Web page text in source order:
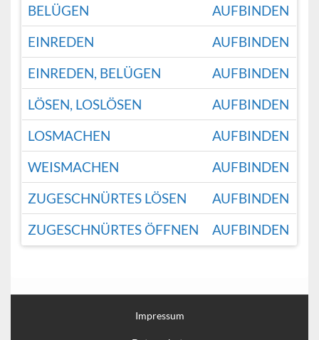
BELÜGEN
AUFBINDEN
EINREDEN
AUFBINDEN
EINREDEN, BELÜGEN
AUFBINDEN
LÖSEN, LOSLÖSEN
AUFBINDEN
LOSMACHEN
AUFBINDEN
WEISMACHEN
AUFBINDEN
ZUGESCHNÜRTES LÖSEN
AUFBINDEN
ZUGESCHNÜRTES ÖFFNEN
AUFBINDEN
Impressum